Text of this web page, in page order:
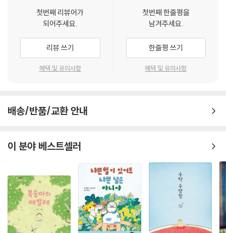
다. 그 속에는 분명 우리가 몰랐던 새로운 세계가 펼쳐져 있을 것이다.
눈과 마음으로 그려 아름답게 빛나는,
형형색색 다채로운 꽃의 향연
을 눈치 채지 못할 만큼 능숙한 완급 조절은 물론, 섬세한 라인과 인물들의
하지만 단연 돋보이는 것은 화려하고 풍성한 꽃 그림이다. 사계절을 두루
아우르는 각양각색의 꽃들은 한 송이 한 송이가 조화롭게 어우러져 시각적
으로도, 정서적으로도 만족감을 준다. 특히 대문 접지가 펼쳐지는 하이라
이트 장면의 황홀경은 현실과 상상의 경계를 모호하게 해, 독자를 자연스
럽게 작품 속으로 초대한다.
첫번째 리뷰어가
되어주세요.
리뷰 쓰기
혜택 및 유의사항
첫번째 한줄평을
남겨주세요.
한줄평 쓰기
혜택 및 유의사항
배송/반품/교환 안내
이 분야 베스트셀러